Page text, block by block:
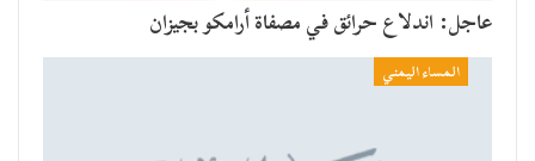
عاجل: اندلاع حرائق في مصفاة أرامكو بجيزان
المساء اليمني